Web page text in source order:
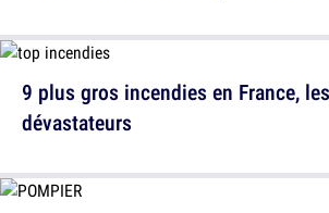
9 plus gros incendies en France,
dévastateurs